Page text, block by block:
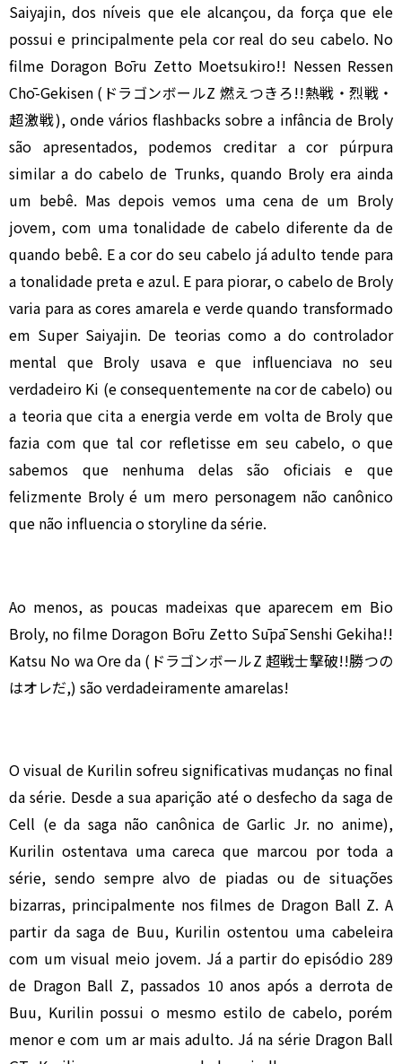
Saiyajin, dos níveis que ele alcançou, da força que ele
possui e principalmente pela cor real do seu cabelo. No
filme Doragon Bōru Zetto Moetsukiro!! Nessen Ressen
Chō-Gekisen (ドラゴンボールZ 燃えつきろ!!熱戦・烈戦・
超激戦), onde vários flashbacks sobre a infância de Broly
são apresentados, podemos creditar a cor púrpura
similar a do cabelo de Trunks, quando Broly era ainda
um bebê. Mas depois vemos uma cena de um Broly
jovem, com uma tonalidade de cabelo diferente da de
quando bebê. E a cor do seu cabelo já adulto tende para
a tonalidade preta e azul. E para piorar, o cabelo de Broly
varia para as cores amarela e verde quando transformado
em Super Saiyajin. De teorias como a do controlador
mental que Broly usava e que influenciava no seu
verdadeiro Ki (e consequentemente na cor de cabelo) ou
a teoria que cita a energia verde em volta de Broly que
fazia com que tal cor refletisse em seu cabelo, o que
sabemos que nenhuma delas são oficiais e que
felizmente Broly é um mero personagem não canônico
que não influencia o storyline da série.
Ao menos, as poucas madeixas que aparecem em Bio
Broly, no filme Doragon Bōru Zetto Sūpā Senshi Gekiha!!
Katsu No wa Ore da (ドラゴンボールZ 超戦士撃破!!勝つの
はオレだ,) são verdadeiramente amarelas!
O visual de Kurilin sofreu significativas mudanças no final
da série. Desde a sua aparição até o desfecho da saga de
Cell (e da saga não canônica de Garlic Jr. no anime),
Kurilin ostentava uma careca que marcou por toda a
série, sendo sempre alvo de piadas ou de situações
bizarras, principalmente nos filmes de Dragon Ball Z. A
partir da saga de Buu, Kurilin ostentou uma cabeleira
com um visual meio jovem. Já a partir do episódio 289
de Dragon Ball Z, passados 10 anos após a derrota de
Buu, Kurilin possui o mesmo estilo de cabelo, porém
menor e com um ar mais adulto. Já na série Dragon Ball